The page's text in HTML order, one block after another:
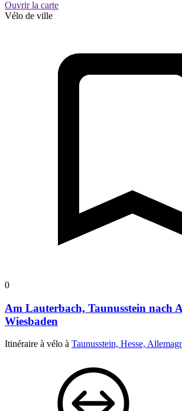
Ouvrir la carte
Vélo de ville
0
Am Lauterbach, Taunusstein nach
Wiesbaden
Itinéraire à vélo à Taunusstein, Hesse,